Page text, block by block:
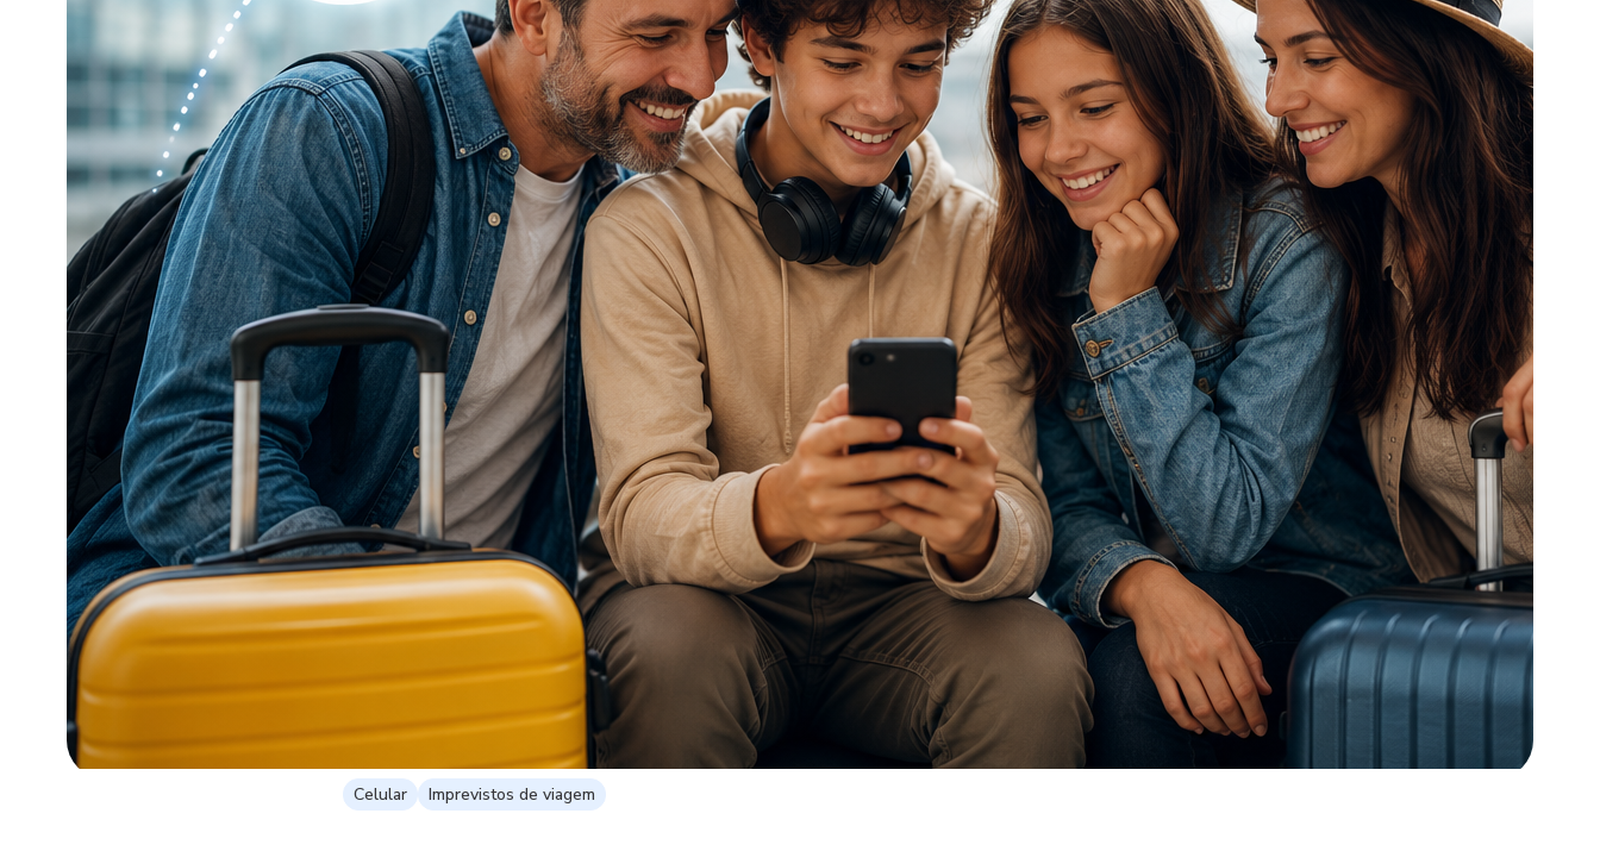
Celular Imprevistos de viagem